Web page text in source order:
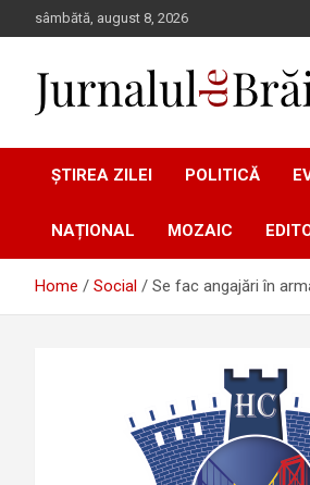
to
sâmbătă, august 8, 2026
Jurnalul de
ȘTIREA ZILEI POLITICĂ
NAȚIONAL MOZAIC
Home Social Se fac angajări în